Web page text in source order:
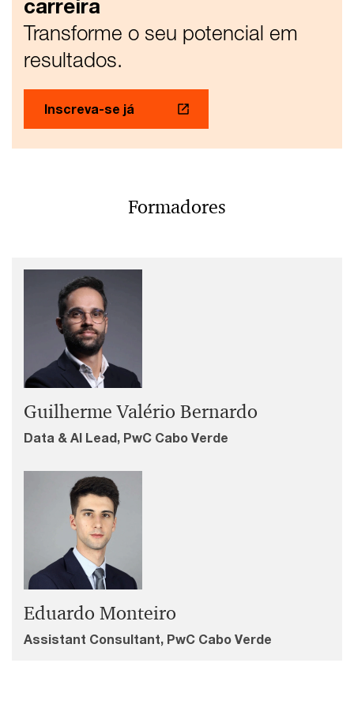
carreira
Transforme o seu potencial em
resultados.
Inscreva-se já
Formadores
Guilherme Valério Bernardo
Data & AI Lead, PwC Cabo Verde
Eduardo Monteiro
Assistant Consultant, PwC Cabo Verde